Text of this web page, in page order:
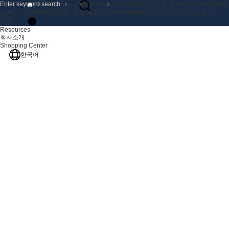
제품
Resources
회사소개
Shopping Center
한국어
홈 회사소개 뉴스 제품 역학
LRSV9310-2IR: 듀얼 포트 M.2 NVMe RAID
LRSV9310-2IR: 듀얼 포트 M.2 NVMe RAID 확장 카드의 기술적 분석